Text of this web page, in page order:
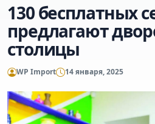
130 бесплатных
предлагают
столицы
WP Import 14 января, 2025